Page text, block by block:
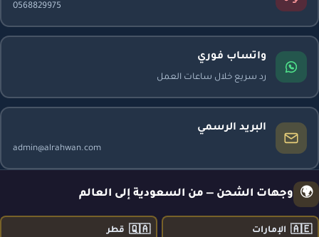
0568829975
واتساب فوري
رد سريع خلال ساعات العمل
البريد الرسمي
admin@alrahwan.com
🌍 وجهات الشحن — من السعودية إلى العالم
🇦🇪 الإمارات 🇶🇦 قطر